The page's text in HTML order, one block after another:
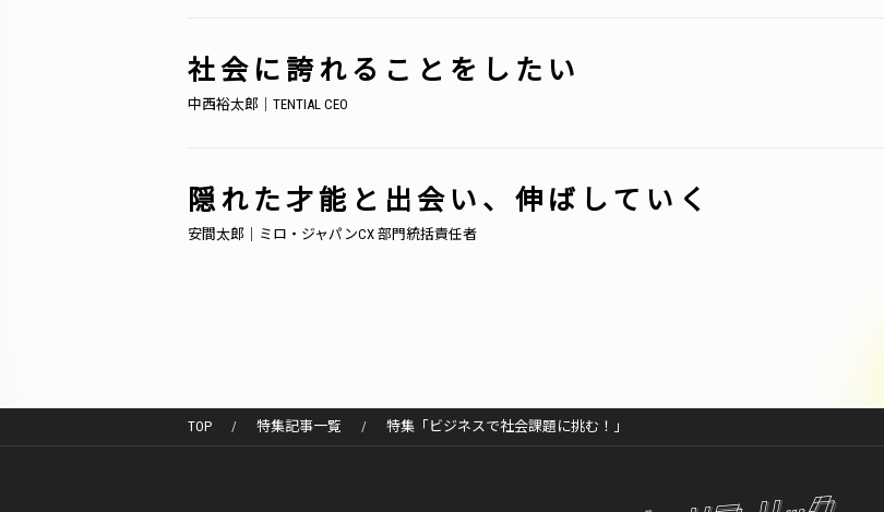
社会に誇れることをしたい
中西裕太郎｜TENTIAL CEO
隠れた才能と出会い、伸ばしていく
安間太郎｜ミロ・ジャパンCX 部門統括責任者
TOP 特集記事一覧 特集「ビジネスで社会課題に挑む！」